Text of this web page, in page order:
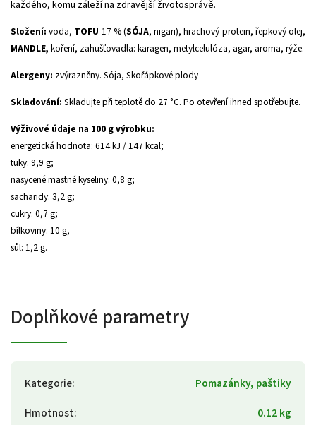
každého, komu záleží na zdravější životosprávě.
Složení: voda, TOFU 17 % (SÓJA, nigari), hrachový protein, řepkový olej,
MANDLE, koření, zahušťovadla: karagen, metylcelulóza, agar, aroma, rýže.
Alergeny: zvýrazněny. Sója, Skořápkové plody
Skladování: Skladujte při teplotě do 27 °C. Po otevření ihned spotřebujte.
Výživové údaje na 100 g výrobku:
energetická hodnota: 614 kJ / 147 kcal;
tuky: 9,9 g;
nasycené mastné kyseliny: 0,8 g;
sacharidy: 3,2 g;
cukry: 0,7 g;
bílkoviny: 10 g,
sůl: 1,2 g.
Doplňkové parametry
Kategorie:
Pomazánky, paštiky
Hmotnost:
0.12 kg